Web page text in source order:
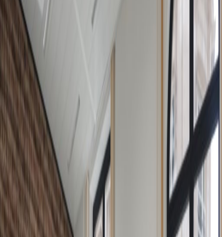
Kantoorruimte te huur
in 37 Rue Du Congres,
1000 Brussels, 1000
Faciliteiten op deze werkplek
Dagopvang
Vergaderzalen
Lunchrestaurant op locatie
Snelle internettoegang
Locatie